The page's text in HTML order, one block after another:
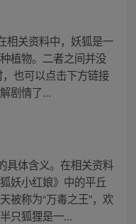
相关资料中，妖狐是一
植物。二者之间并没
也可以点击下方链接
剧情了...
具体含义。在相关资料
妖小红娘》中的平丘
被称为“万毒之王”，欢
只狐狸是一...